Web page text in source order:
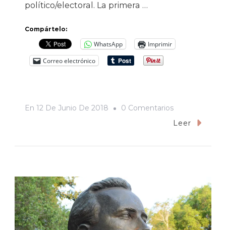
político/electoral. La primera …
Compártelo:
WhatsApp
Imprimir
Correo electrónico
En 12 De Junio De 2018 0 ComentariosEn
Ciudades
Senadores
A
Gobernadores
Leer